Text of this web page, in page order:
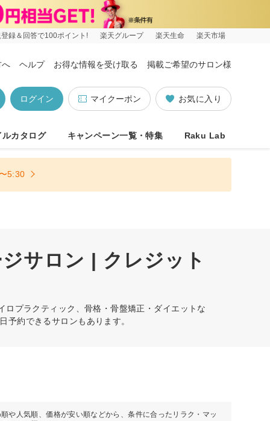
登録＆回答で100ポイント! 楽天グループ 楽天生命 楽天市場
へ ヘルプ お得な情報を受け取る 掲載ご希望のサロン様
お気に入り
マイクーポン
ログイン
ルカタログ キャンペーン一覧・特集 Raku Lab
5:30
サロン | クレジット
プラクティック、骨格・骨盤矯正・ダイエットな
予約できるサロンもあります。
や人気順、価格が安い順などから、条件に合ったリラク・マッ